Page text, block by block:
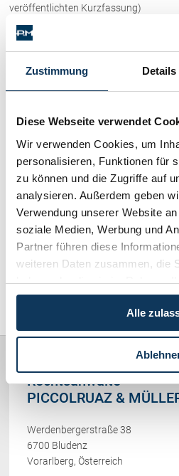
Zustimmung Details
Diese Webseite verwendet
Wir verwenden Cookies, um
personalisieren, Funktionen für
zu können und die Zugriffe auf
analysieren. Außerdem geben
Verwendung unserer Website
soziale Medien, Werbung und
Partner führen diese
weiteren Daten zusammen, die
haben oder die sie im Rahmen
gesammelt haben.
Alle
Familie
Wichtige Vertragsklauseln bei Kauf-
und Übergabeverträgen
Check dein Recht/Erbrecht
Schenkung von Immobilien
Checklisten: Haus-, Wohnungs- und
Checkliste: Immobilienertragssteuer
Checkliste: Mietvertrag
Checkliste: GmbH-Gründung
Checkliste: Gewerbeanm. durch jur.
Person
Kontakt
veröffentlichten Kurzfassung)
Kategorien:
Kategorien
Skirecht / Sportrecht (103)
Wirtschaftsrecht / Gesellschaftsrecht
Schadenersatz / Schmerzensgeld /
Familienrecht / Eherecht / Erbrecht
Sonstiges (478)
Rechtsanwälte
PICCOLRUAZ &
Werdenbergerstraße 38
6700 Bludenz
Vorarlberg, Österreich